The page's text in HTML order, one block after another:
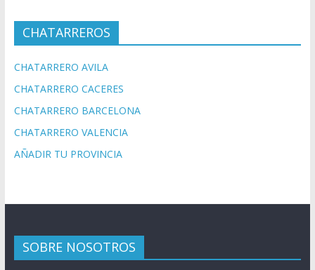
CHATARREROS
CHATARRERO AVILA
CHATARRERO CACERES
CHATARRERO BARCELONA
CHATARRERO VALENCIA
AÑADIR TU PROVINCIA
SOBRE NOSOTROS